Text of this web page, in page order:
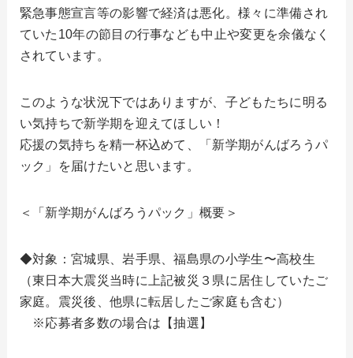
緊急事態宣言等の影響で経済は悪化。様々に準備され
ていた10年の節目の行事なども中止や変更を余儀なく
されています。
このような状況下ではありますが、子どもたちに明る
い気持ちで新学期を迎えてほしい！
応援の気持ちを精一杯込めて、「新学期がんばろうパ
ック」を届けたいと思います。
＜「新学期がんばろうパック」概要＞
◆対象：宮城県、岩手県、福島県の小学生〜高校生
（東日本大震災当時に上記被災３県に居住していたご
家庭。震災後、他県に転居したご家庭も含む）
※応募者多数の場合は【抽選】